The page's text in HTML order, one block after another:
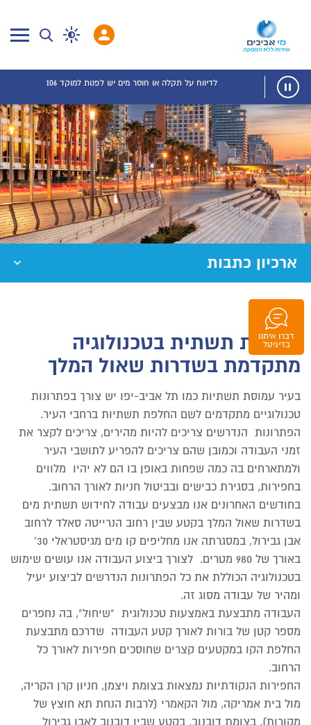
לדיווח על תקלה או חוסר מים יש לפנות למוקד 106
ארכיון כתבות
עבודות תשתית בטכנולוגיה
מתקדמת בשדרות שאול המלך
בעיר עמוסת תשתיות כמו תל אביב-יפו יש צורך בפתרונות
טכנולוגיים מתקדמים לשם החלפת תשתיות ברחבי העיר.
הפתרונות הנדרשים צריכים להיות מהירים, צריכים לקצר את
זמני העבודה וכמובן שהם צריכים להפריע לתושבי העיר
ולמתארחים בה כמה שפחות באופן בו הם לא יהיו מלווים
בחפירות, בסגירת כבישים ובביטול חניות לאורך הרחוב.
בחודשים האחרונים אנו מבצעים עבודה לחידוש תשתית מים
בשדרות שאול המלך בקטע שבין רחוב הנרייטה סאלד לרחוב
אבן גבירול, במסגרתה אנו מחליפים קו מים מגיסטראלי 30'
באורך של 980 מטרים. לצורך ביצוע העבודה אנו עושים שימוש
בטכנולוגיה הכוללת את כל הפתרונות הנדרשים לביצוע יעיל
ומהיר של עבודה מסוג זה.
העבודה מתבצעת באמצעות טכנולוגית "שיחול", בה נחפרים
מספר קטן של בורות לאורך קטע העבודה שדרכם מתבצעת
החלפת הקו במקטעים קצרים שחוסכים חפירות לאורך כל
הרחוב.
החפירות הנקודתיות נמצאות בצומת ויצמן, חניון קרן הקריה,
מול בית אמריקה, מול הקאמרי (לרבות הנחת תא חוצץ של
מקורות), בצומת דובנוב, בקטע שבין דובנוב לאבן גבירול
דברו איתנו
בדיגיטלוואטסאפ